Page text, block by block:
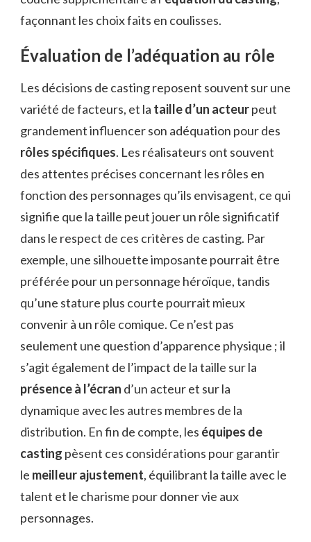
façonnant les choix faits en coulisses.
Évaluation de l’adéquation au rôle
Les décisions de casting reposent souvent sur une
variété de facteurs, et la taille d’un acteurpeut
grandement influencer son adéquation pour des
rôles spécifiques. Les réalisateurs ont souvent
des attentes précises concernant les rôles en
fonction des personnages qu’ils envisagent, ce qui
signifie que la taille peut jouer un rôle significatif
dans le respect de ces critères de casting. Par
exemple, une silhouette imposante pourrait être
préférée pour un personnage héroïque, tandis
qu’une stature plus courte pourrait mieux
convenir à un rôle comique. Ce n’est pas
seulement une question d’apparence physique ; il
s’agit également de l’impact de la taille sur la
présence à l’écran d’un acteur et sur la
dynamique avec les autres membres de la
distribution. En fin de compte, les équipes de
casting pèsent ces considérations pour garantir
le meilleur ajustement, équilibrant la taille avec le
talent et le charisme pour donner vie aux
personnages.